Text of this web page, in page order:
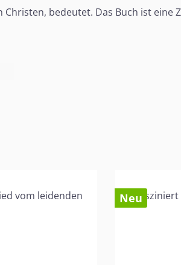
bedeutet. Das Buch ist eine
Neu